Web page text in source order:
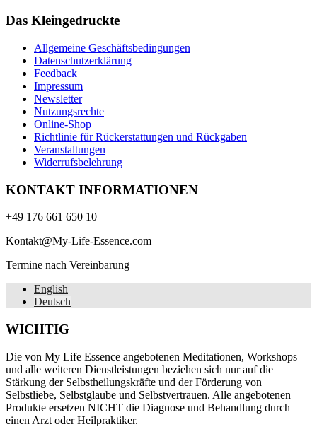
Das Kleingedruckte
Allgemeine Geschäftsbedingungen
Datenschutzerklärung
Feedback
Impressum
Newsletter
Nutzungsrechte
Online-Shop
Richtlinie für Rückerstattungen und Rückgaben
Veranstaltungen
Widerrufsbelehrung
KONTAKT INFORMATIONEN
+49 176 661 650 10
Kontakt@My-Life-Essence.com
Termine nach Vereinbarung
English
Deutsch
WICHTIG
Die von My Life Essence angebotenen Meditationen, Workshops
und alle weiteren Dienstleistungen beziehen sich nur auf die
Stärkung der Selbstheilungskräfte und der Förderung von
Selbstliebe, Selbstglaube und Selbstvertrauen. Alle angebotenen
Produkte ersetzen NICHT die Diagnose und Behandlung durch
einen Arzt oder Heilpraktiker.